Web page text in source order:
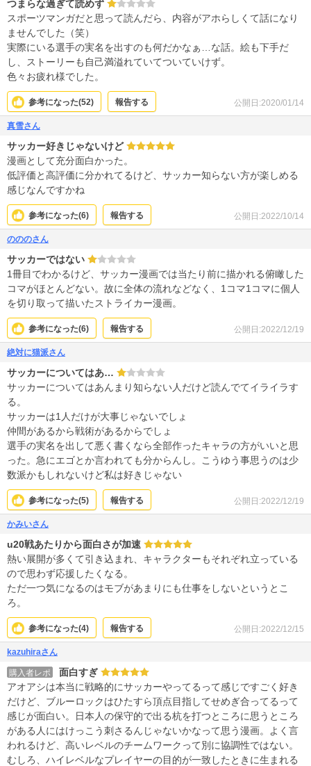
つまらな過ぎて読めず
スポーツマンガだと思って読んだら、内容がアホらしくて話になり
ませんでした（笑）
実際にいる選手の実名を出すのも何だかなぁ…な話。絵も下手だ
し、ストーリーも自己満溢れていてついていけず。
色々お疲れ様でした。
公開日:2020/01/14
参考になった(52) 報告する
真雪さん
サッカー好きじゃないけど
漫画として充分面白かった。
低評価と高評価に分かれてるけど、サッカー知らない方が楽しめる
感じなんですかね
公開日:2022/10/14
参考になった(6) 報告する
のののさん
サッカーではない
1冊目でわかるけど、サッカー漫画では当たり前に描かれる俯瞰した
コマがほとんどない。故に全体の流れなどなく、1コマ1コマに個人
を切り取って描いたストライカー漫画。
公開日:2022/12/19
参考になった(6) 報告する
絶対に猫派さん
サッカーについてはあ…
サッカーについてはあんまり知らない人だけど読んでてイライラす
る。
サッカーは1人だけが大事じゃないでしょ
仲間があるから戦術があるからでしょ
選手の実名を出して悪く書くなら全部作ったキャラの方がいいと思
った。急にエゴとか言われても分からんし。こうゆう事思うのは少
数派かもしれないけど私は好きじゃない
公開日:2022/12/19
参考になった(5) 報告する
かみいさん
u20戦あたりから面白さが加速
熱い展開が多くて引き込まれ、キャラクターもそれぞれ立っている
ので思わず応援したくなる。
ただ一つ気になるのはモブがあまりにも仕事をしないというとこ
ろ。
公開日:2022/12/15
参考になった(4) 報告する
kazuhiraさん
購入者レポ
面白すぎ
アオアシは本当に戦略的にサッカーやってるって感じですごく好き
だけど、ブルーロックはひたすら頂点目指してせめぎ合ってるって
感じが面白い。日本人の保守的で出る杭を打つところに思うところ
がある人にはけっこう刺さるんじゃないかなって思う漫画。よく言
われるけど、高いレベルのチームワークって別に協調性ではない。
むしろ、ハイレベルなプレイヤーの目的が一致したときに生まれる